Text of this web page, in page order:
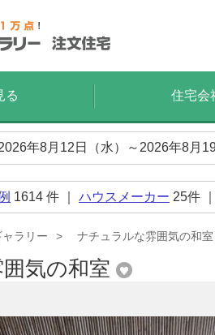
る 住宅会
年8月12日（水）～2026年8月
1614 件 ｜ ハウスメーカー 25件
ラリー ナチュラルな雰囲気の和室
気の和室